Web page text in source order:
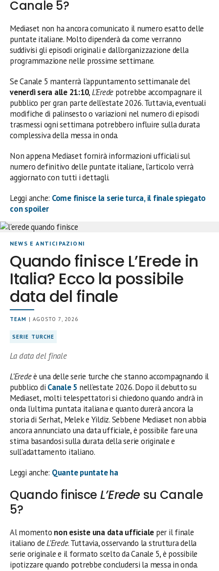
Canale 5?
Mediaset non ha ancora comunicato il numero esatto delle
puntate italiane. Molto dipenderà da come verranno
suddivisi gli episodi originali e dall’organizzazione della
programmazione nelle prossime settimane.
Se Canale 5 manterrà l’appuntamento settimanale del
venerdì sera alle 21:10,L’Erede potrebbe accompagnare il
pubblico per gran parte dell’estate 2026. Tuttavia, eventuali
modifiche di palinsesto o variazioni nel numero di episodi
trasmessi ogni settimana potrebbero influire sulla durata
complessiva della messa in onda.
Non appena Mediaset fornirà informazioni ufficiali sul
numero definitivo delle puntate italiane, l’articolo verrà
aggiornato con tutti i dettagli.
Leggi anche: Come finisce la serie turca, il finale spiegato
con spoiler
NEWS E ANTICIPAZIONI
Quando finisce L’Erede in
Italia? Ecco la possibile
data del finale
TEAM | AGOSTO 7, 2026
SERIE TURCHE
La data del finale
L’Eredeè una delle serie turche che stanno accompagnando il
pubblico di Canale 5 nell’estate 2026. Dopo il debutto su
Mediaset, molti telespettatori si chiedono quando andrà in
onda l’ultima puntata italiana e quanto durerà ancora la
storia di Serhat, Melek e Yildiz. Sebbene Mediaset non abbia
ancora annunciato una data ufficiale, è possibile fare una
stima basandosi sulla durata della serie originale e
sull’adattamento italiano.
Leggi anche: Quante puntate ha
Quando finisce L’Erede su Canale
5?
Al momento non esiste una data ufficiale per il finale
italiano deL’Erede. Tuttavia, osservando la struttura della
serie originale e il formato scelto da Canale 5, è possibile
ipotizzare quando potrebbe concludersi la messa in onda.